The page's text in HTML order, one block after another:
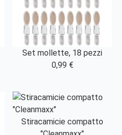
Set mollette, 18 pezzi
0,99 €
Stiracamicie compatto